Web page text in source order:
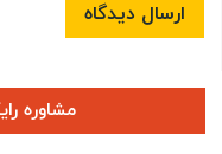
مشاوره